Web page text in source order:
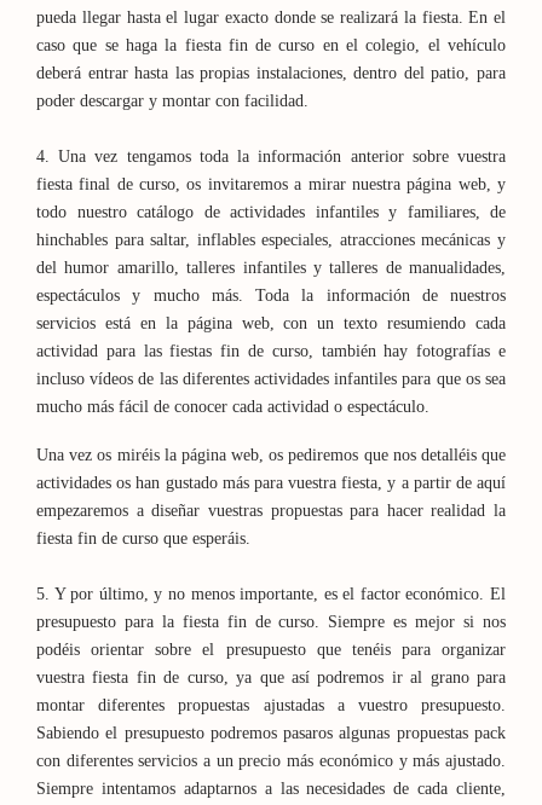
pueda llegar hasta el lugar exacto donde se realizará la fiesta. En el
caso que se haga la fiesta fin de curso en el colegio, el vehículo
deberá entrar hasta las propias instalaciones, dentro del patio, para
poder descargar y montar con facilidad.
4. Una vez tengamos toda la información anterior sobre vuestra
fiesta final de curso, os invitaremos a mirar nuestra página web, y
todo nuestro catálogo de actividades infantiles y familiares, de
hinchables para saltar, inflables especiales, atracciones mecánicas y
del humor amarillo, talleres infantiles y talleres de manualidades,
espectáculos y mucho más. Toda la información de nuestros
servicios está en la página web, con un texto resumiendo cada
actividad para las fiestas fin de curso, también hay fotografías e
incluso vídeos de las diferentes actividades infantiles para que os sea
mucho más fácil de conocer cada actividad o espectáculo.
Una vez os miréis la página web, os pediremos que nos detalléis que
actividades os han gustado más para vuestra fiesta, y a partir de aquí
empezaremos a diseñar vuestras propuestas para hacer realidad la
fiesta fin de curso que esperáis.
5. Y por último, y no menos importante, es el factor económico. El
presupuesto para la fiesta fin de curso. Siempre es mejor si nos
podéis orientar sobre el presupuesto que tenéis para organizar
vuestra fiesta fin de curso, ya que así podremos ir al grano para
montar diferentes propuestas ajustadas a vuestro presupuesto.
Sabiendo el presupuesto podremos pasaros algunas propuestas pack
con diferentes servicios a un precio más económico y más ajustado.
Siempre intentamos adaptarnos a las necesidades de cada cliente,